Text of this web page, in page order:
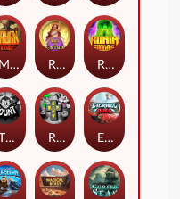
Ronin Stackways
THE COUNT RIP City
Rise of Fortuna
Eternal Duel
Mayan Stackways